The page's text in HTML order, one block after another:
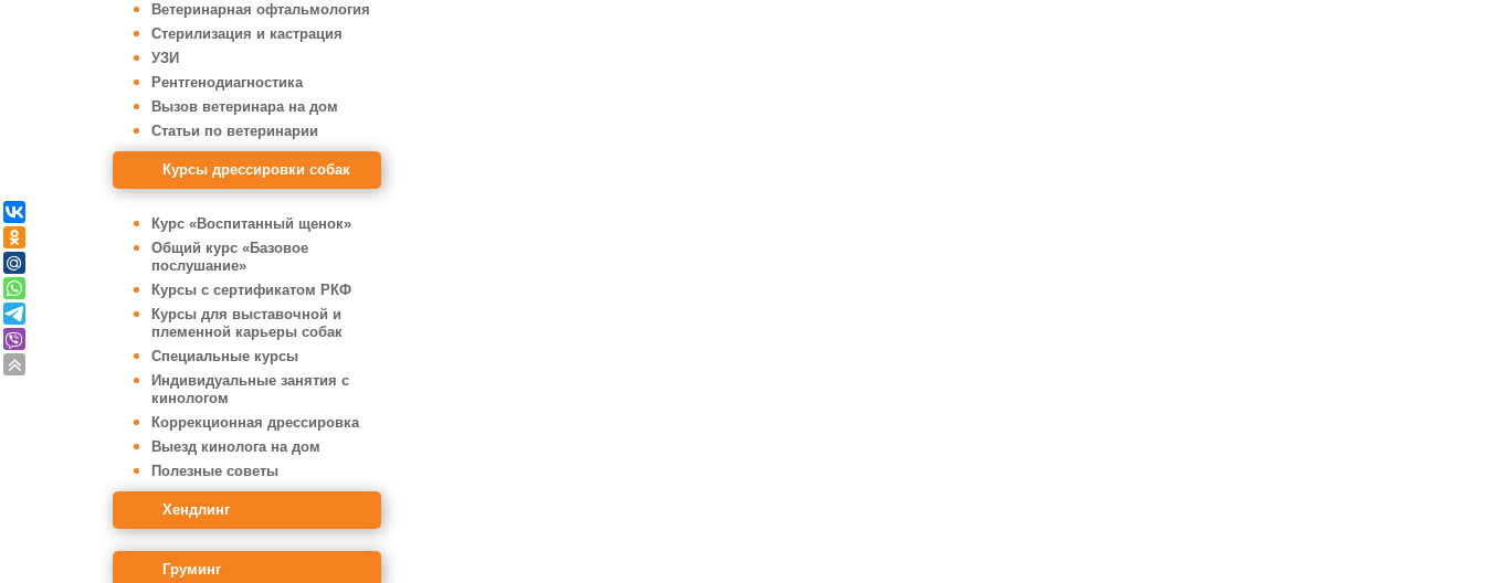
Ветеринарная офтальмология
Стерилизация и кастрация
УЗИ
Рентгенодиагностика
Вызов ветеринара на дом
Статьи по ветеринарии
Курсы дрессировки собак
Курс «Воспитанный щенок»
Общий курс «Базовое
послушание»
Курсы с сертификатом РКФ
Курсы для выставочной и
племенной карьеры собак
Специальные курсы
Индивидуальные занятия с
кинологом
Коррекционная дрессировка
Выезд кинолога на дом
Полезные советы
Хендлинг
Груминг